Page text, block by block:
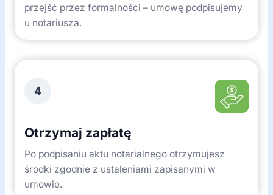
przejść przez formalności – umowę podpisujemy
u notariusza.
4
Otrzymaj zapłatę
Po podpisaniu aktu notarialnego otrzymujesz
środki zgodnie z ustaleniami zapisanymi w
umowie.